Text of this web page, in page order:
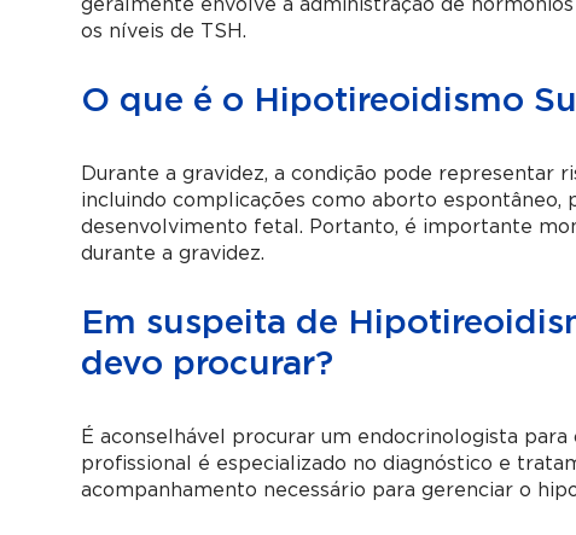
geralmente envolve a administração de
os níveis de TSH.
O que é o Hipotireoidismo
Durante a gravidez, a condição pode representar
incluindo complicações como aborto
desenvolvimento fetal. Portanto, é importante
durante a gravidez.
Em suspeita de
devo procurar?
É aconselhável procurar um endocrinologista
profissional é especializado no diagnóstico e
acompanhamento necessário para gerenciar o